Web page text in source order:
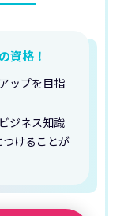
資格！
ップを目指
ジネス知識
けることが